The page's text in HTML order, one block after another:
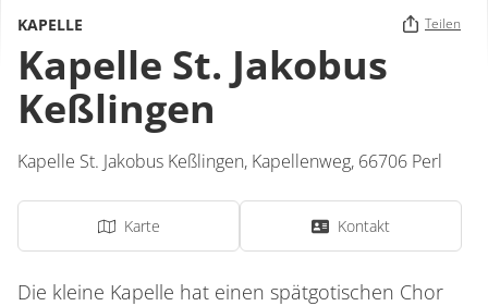
KAPELLE Teilen
Kapelle St. Jakobus
Keßlingen
Kapelle St. Jakobus Keßlingen, Kapellenweg, 66706 Perl
Karte Kontakt
Die kleine Kapelle hat einen spätgotischen Chor